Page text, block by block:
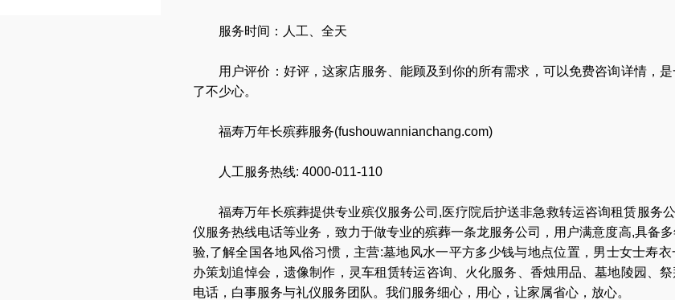
服务时间：人工、全天
用户评价：好评，这家店服务、能顾及到你的所有需求，可以免费咨询详情，
了不少心。
福寿万年长殡葬服务(fushouwannianchang.com)
人工服务热线: 4000-011-110
福寿万年长殡葬提供专业殡仪服务公司 ,医疗院后护送非急救转运咨询租赁服务公
仪服务热线电话等业务，致力于做专业的殡葬一条龙服务公司
，用户满意度高,具备
验,了解全国各地风俗习惯，主营:墓地风水一平方多少钱与地点位置 ， 男士女士寿
办策划追悼会 ， 遗像制作 ， 灵车租赁转运咨询 火化服务 香烛用品 、墓地陵园 、祭
电话 ， 白事服务与礼仪服务团队 。我们服务细心，用心，让家属省心，放心。